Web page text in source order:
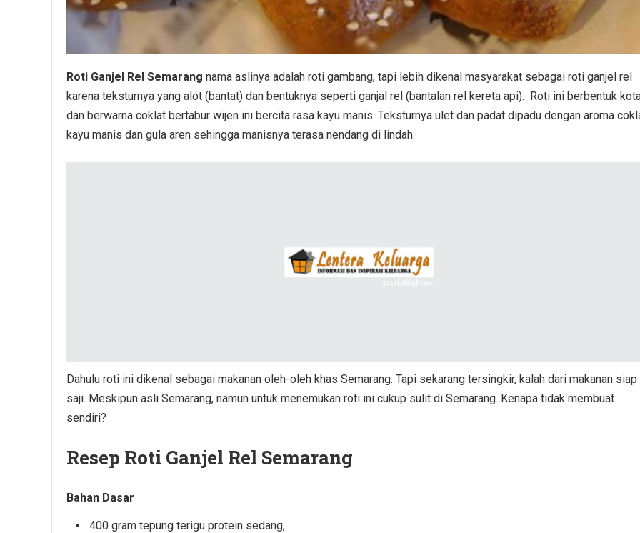
Roti Ganjel Rel Semarang nama aslinya adalah roti gambang, tapi lebih dikenal masyarakat sebagai roti ganjel rel
karena teksturnya yang alot (bantat) dan bentuknya seperti ganjal rel (bantalan rel kereta api). Roti ini berbentuk
dan berwarna coklat bertabur wijen ini bercita rasa kayu manis. Teksturnya ulet dan padat dipadu dengan aroma
kayu manis dan gula aren sehingga manisnya terasa nendang di lindah.
Dahulu roti ini dikenal sebagai makanan oleh-oleh khas Semarang. Tapi sekarang tersingkir, kalah dari makanan siap
saji. Meskipun asli Semarang, namun untuk menemukan roti ini cukup sulit di Semarang. Kenapa tidak membuat
sendiri?
Resep Roti Ganjel Rel Semarang
Bahan Dasar
400 gram tepung terigu protein sedang,